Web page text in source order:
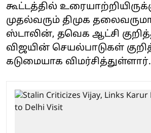
கூட்டத்தில்
முதல்வரும் திமுக
ஸ்டாலின், தவெக ஆட்சி
விஜயின் செயல்பாடுகள்
கடுமையாக விமர்சித்துள்ளார்.